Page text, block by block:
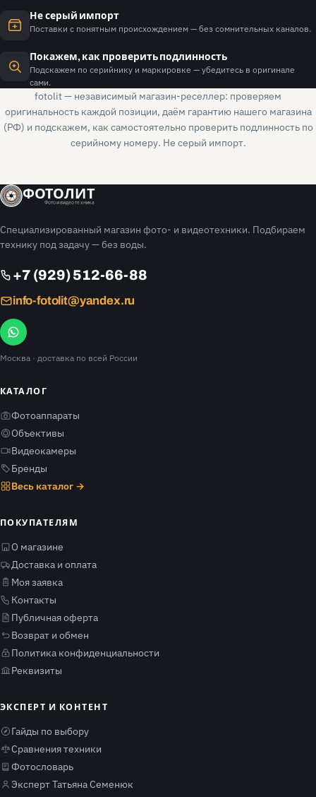
Не серый импорт
Поставки с понятным происхождением — без сомнительных каналов.
Покажем, как проверить подлинность
Подскажем по серийнику и маркировке — убедитесь в оригинале
сами.
fotolit — независимый магазин-реселлер: проверяем
оригинальность каждой позиции, даём гарантию нашего магазина
(РФ) и подскажем, как самостоятельно проверить подлинность по
серийному номеру. Не серый импорт.
ФОТОЛИТ
Фото и видео техника
Специализированный магазин фото- и видеотехники. Подбираем
технику под задачу — без воды.
+7 (929) 512-66-88
info-fotolit@yandex.ru
Москва · доставка по всей России
КАТАЛОГ
Фотоаппараты
Объективы
Видеокамеры
Бренды
Весь каталог →
ПОКУПАТЕЛЯМ
О магазине
Доставка и оплата
Моя заявка
Контакты
Публичная оферта
Возврат и обмен
Политика конфиденциальности
Реквизиты
ЭКСПЕРТ И КОНТЕНТ
Гайды по выбору
Сравнения техники
Фотословарь
Эксперт Татьяна Семенюк